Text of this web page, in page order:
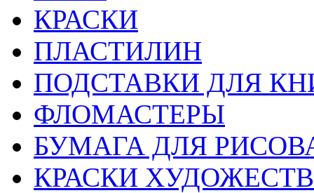
КРАСКИ
ПЛАСТИЛИН
ПОДСТАВКИ ДЛЯ
ФЛОМАСТЕРЫ
БУМАГА ДЛЯ
КРАСКИ